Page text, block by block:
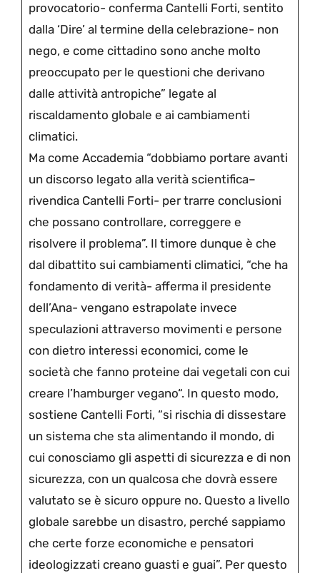
provocatorio- conferma Cantelli Forti, sentito
dalla ‘Dire’ al termine della celebrazione- non
nego, e come cittadino sono anche molto
preoccupato per le questioni che derivano
dalle attività antropiche” legate al
riscaldamento globale e ai cambiamenti
climatici.
Ma come Accademia “dobbiamo portare avanti
un discorso legato alla verità scientifica–
rivendica Cantelli Forti- per trarre conclusioni
che possano controllare, correggere e
risolvere il problema”. Il timore dunque è che
dal dibattito sui cambiamenti climatici, “che ha
fondamento di verità- afferma il presidente
dell’Ana- vengano estrapolate invece
speculazioni attraverso movimenti e persone
con dietro interessi economici, come le
società che fanno proteine dai vegetali con cui
creare l’hamburger vegano“. In questo modo,
sostiene Cantelli Forti, “si rischia di dissestare
un sistema che sta alimentando il mondo, di
cui conosciamo gli aspetti di sicurezza e di non
sicurezza, con un qualcosa che dovrà essere
valutato se è sicuro oppure no. Questo a livello
globale sarebbe un disastro, perché sappiamo
che certe forze economiche e pensatori
ideologizzati creano guasti e guai”. Per questo